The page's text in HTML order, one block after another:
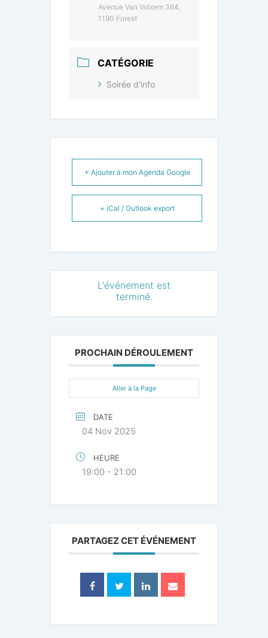
Avenue Van Volxem 364,
1190 Forest
CATÉGORIE
Soirée d'info
+ Ajouter à mon Agenda Google
+ iCal / Outlook export
L'événement est
terminé.
PROCHAIN DÉROULEMENT
Aller à la Page
DATE
04 Nov 2025
HEURE
19:00 - 21:00
PARTAGEZ CET ÉVÉNEMENT